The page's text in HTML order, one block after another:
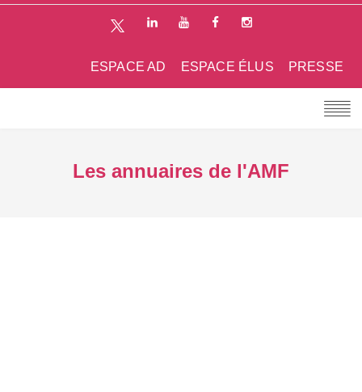
PRESSE
ESPACE ÉLUS
ESPACE AD
Les annuaires de l'AMF